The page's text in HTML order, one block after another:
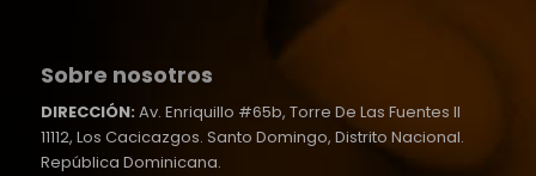
Sobre nosotros
DIRECCIÓN: Av. Enriquillo #65b, Torre De Las Fuentes II
11112, Los Cacicazgos. Santo Domingo, Distrito Nacional.
República Dominicana.